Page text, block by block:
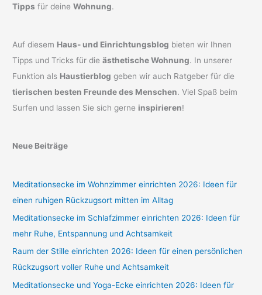
Tipps für deineWohnung.
Auf diesem Haus- und Einrichtungsblog bieten wir Ihnen
Tipps und Tricks für dieästhetische Wohnung. In unserer
Funktion als Haustierblog geben wir auch Ratgeber für die
tierischen besten Freunde des Menschen. Viel Spaß beim
Surfen und lassen Sie sich gerne inspirieren!
Neue Beiträge
Meditationsecke im Wohnzimmer einrichten 2026: Ideen für
einen ruhigen Rückzugsort mitten im Alltag
Meditationsecke im Schlafzimmer einrichten 2026: Ideen für
mehr Ruhe, Entspannung und Achtsamkeit
Raum der Stille einrichten 2026: Ideen für einen persönlichen
Rückzugsort voller Ruhe und Achtsamkeit
Meditationsecke und Yoga-Ecke einrichten 2026: Ideen für